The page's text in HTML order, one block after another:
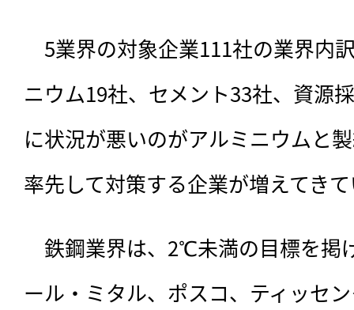
5業界の対象企業111社の業界内
ニウム19社、セメント33社、資源
に状況が悪いのがアルミニウムと
率先して対策する企業が増えてき
鉄鋼業界は、2℃未満の目標を掲
ール・ミタル、ポスコ、ティッセ